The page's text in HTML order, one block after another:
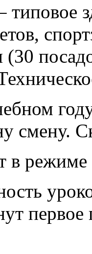
типовое
(30
смену.
в режиме